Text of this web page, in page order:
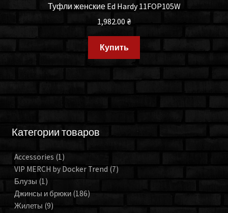
Туфли женские Ed Hardy 11FOP105W
1,982.00₴
Купить
Категории товаров
Accessories (1)
VIP MERCH by Docker Trend (7)
Блузы (1)
Джинсы и брюки (186)
Жилеты (9)